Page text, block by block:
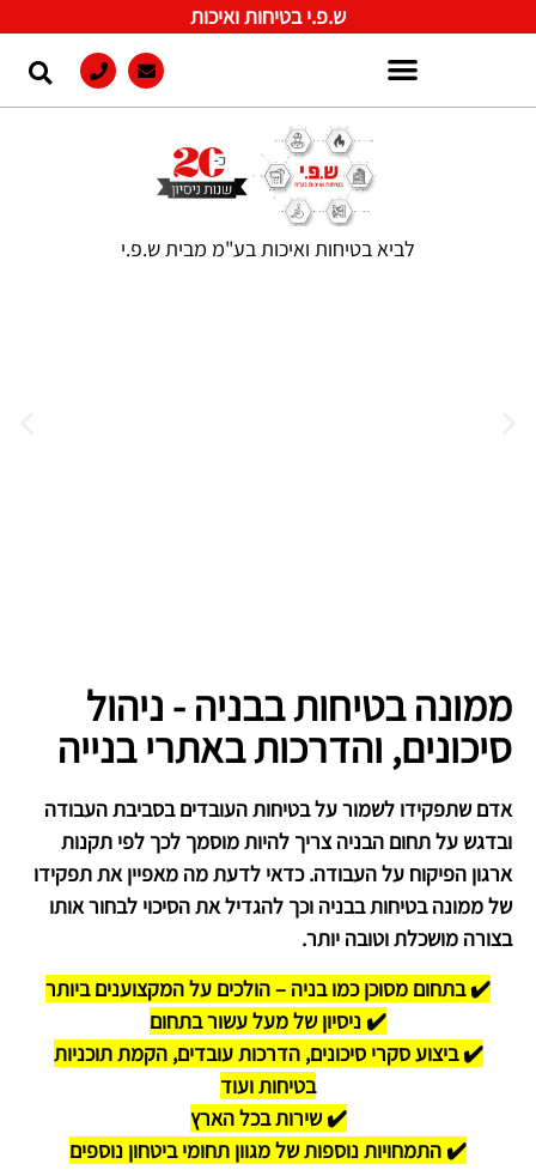
ש.פ.י בטיחות ואיכות
לביא בטיחות ואיכות בע"מ מבית ש.פ.י
ממונה בטיחות בבניה - ניהול
סיכונים, והדרכות באתרי בנייה
אדם שתפקידו לשמור על בטיחות העובדים בסביבת העבודה
ובדגש על תחום הבניה צריך להיות מוסמך לכך לפי תקנות
ארגון הפיקוח על העבודה. כדאי לדעת מה מאפיין את תפקידו
של ממונה בטיחות בבניה וכך להגדיל את הסיכוי לבחור אותו
בצורה מושכלת וטובה יותר.
✔️ בתחום מסוכן כמו בניה – הולכים על המקצוענים ביותר
✔️ ניסיון של מעל עשור בתחום
✔️ ביצוע סקריסיכונים, הדרכות עובדים, הקמת תוכניות
בטיחות ועוד
✔️ שירות בכל הארץ
✔️ התמחויות נוספות של מגוון תחומי ביטחון נוספים